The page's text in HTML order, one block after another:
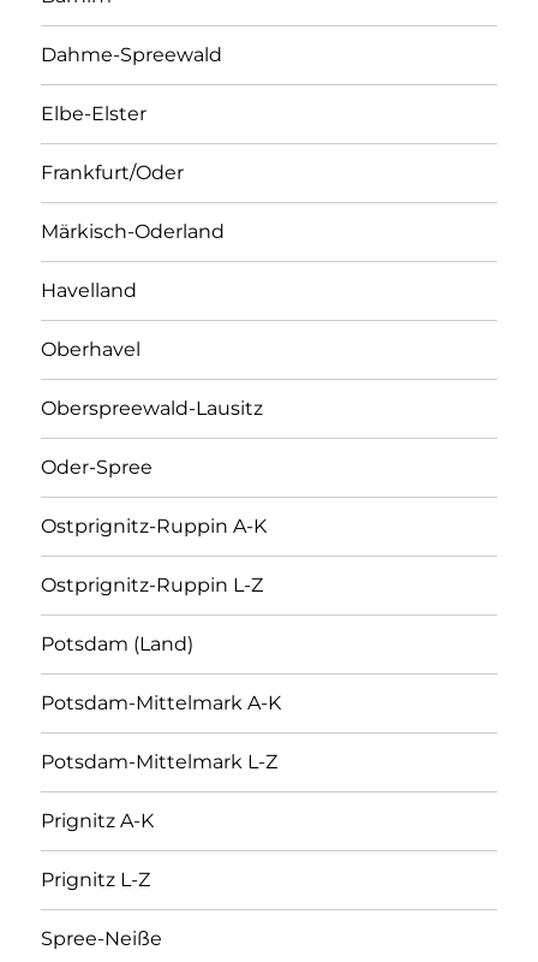
Dahme-Spreewald
Elbe-Elster
Frankfurt/Oder
Märkisch-Oderland
Havelland
Oberhavel
Oberspreewald-Lausitz
Oder-Spree
Ostprignitz-Ruppin A-K
Ostprignitz-Ruppin L-Z
Potsdam (Land)
Potsdam-Mittelmark A-K
Potsdam-Mittelmark L-Z
Prignitz A-K
Prignitz L-Z
Spree-Neiße